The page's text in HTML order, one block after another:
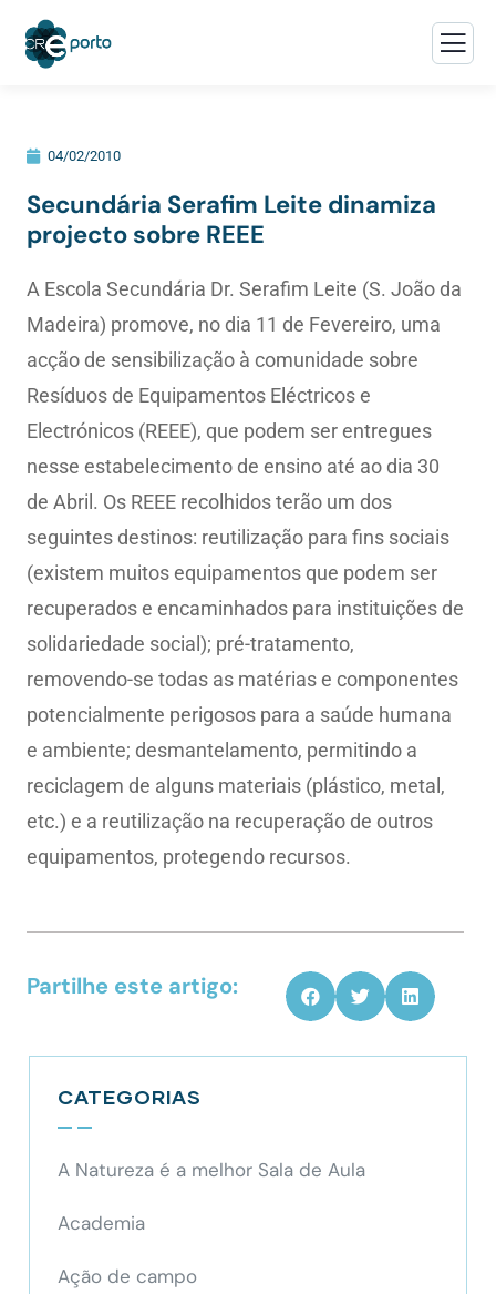
04/02/2010
Secundária Serafim Leite dinamiza
projecto sobre REEE
A Escola Secundária Dr. Serafim Leite (S. João da
Madeira) promove, no dia 11 de Fevereiro, uma
acção de sensibilização à comunidade sobre
Resíduos de Equipamentos Eléctricos e
Electrónicos (REEE), que podem ser entregues
nesse estabelecimento de ensino até ao dia 30
de Abril. Os REEE recolhidos terão um dos
seguintes destinos: reutilização para fins sociais
(existem muitos equipamentos que podem ser
recuperados e encaminhados para instituições de
solidariedade social); pré-tratamento,
removendo-se todas as matérias e componentes
potencialmente perigosos para a saúde humana
e ambiente; desmantelamento, permitindo a
reciclagem de alguns materiais (plástico, metal,
etc.) e a reutilização na recuperação de outros
equipamentos, protegendo recursos.
Partilhe este artigo:
CATEGORIAS
A Natureza é a melhor Sala de Aula
Academia
Ação de campo